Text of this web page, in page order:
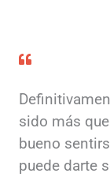
sido más
bueno
puede darte